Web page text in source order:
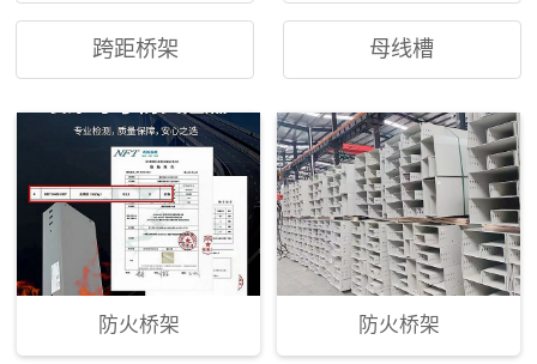
跨距桥架 母线槽
防火桥架 防火桥架